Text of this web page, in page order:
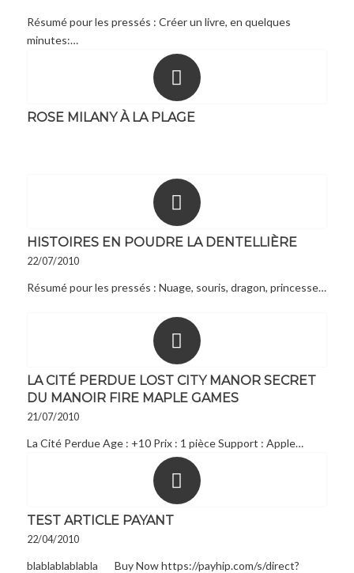
Résumé pour les pressés : Créer un livre, en quelques
minutes:…
ROSE MILANY À LA PLAGE
HISTOIRES EN POUDRE LA DENTELLIÈRE
22/07/2010
Résumé pour les pressés : Nuage, souris, dragon, princesse…
LA CITÉ PERDUE LOST CITY MANOR SECRET
DU MANOIR FIRE MAPLE GAMES
21/07/2010
La Cité Perdue Age : +10 Prix : 1 pièce Support : Apple…
TEST ARTICLE PAYANT
22/04/2010
blablablablabla Buy Now https://payhip.com/s/direct?